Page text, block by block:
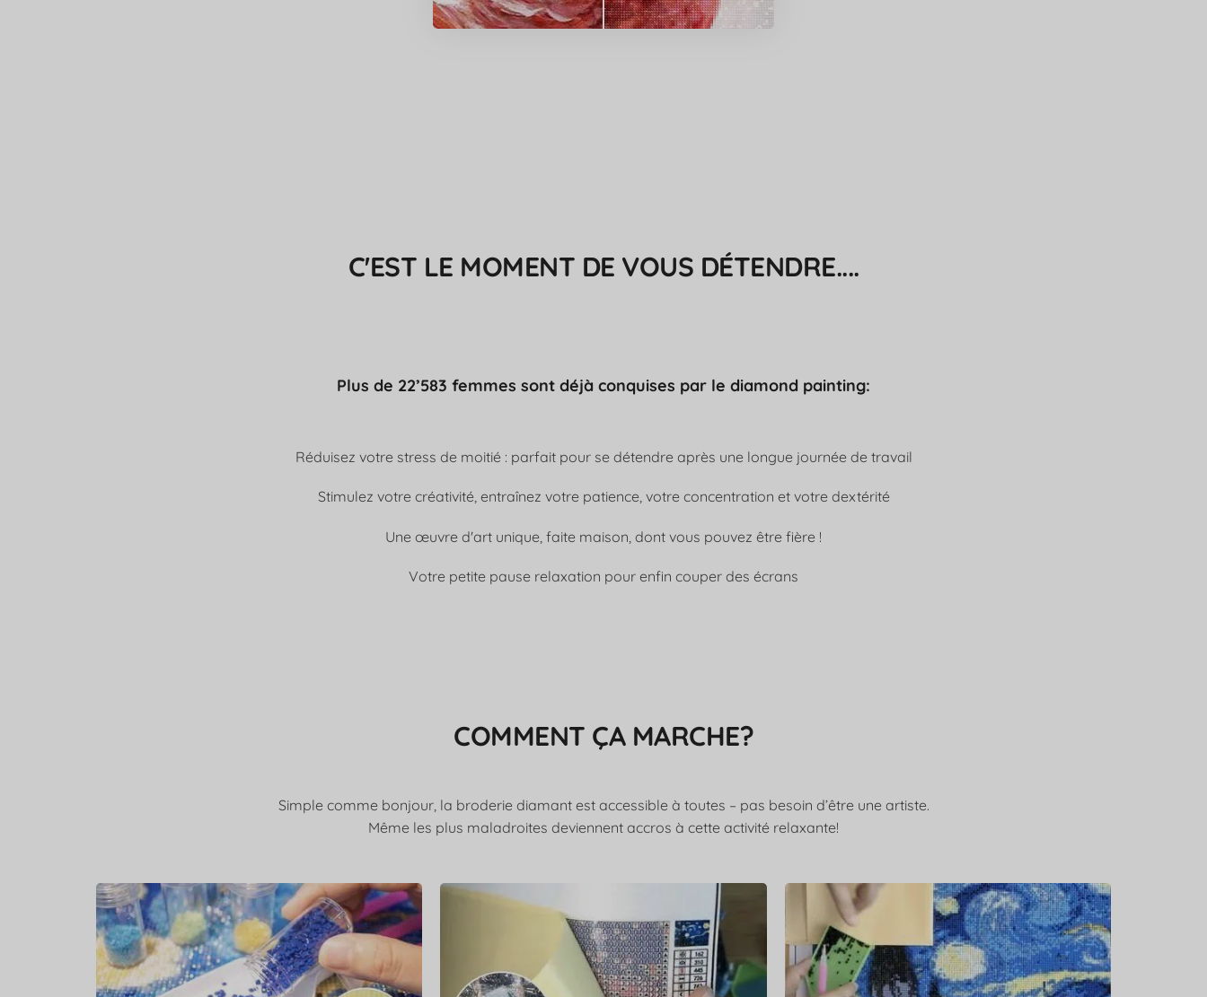
C'EST LE MOMENT DE VOUS DÉTENDRE....
Plus de 22’583 femmes sont déjà conquises par le diamond painting:
Réduisez votre stress de moitié : parfait pour se détendre après une longue journée de travail
Stimulez votre créativité, entraînez votre patience, votre concentration et votre dextérité
Une œuvre d'art unique, faite maison, dont vous pouvez être fière !
Votre petite pause relaxation pour enfin couper des écrans
COMMENT ÇA MARCHE?
Simple comme bonjour, la broderie diamant est accessible à toutes – pas besoin d’être une artiste.
Même les plus maladroites deviennent accros à cette activité relaxante!